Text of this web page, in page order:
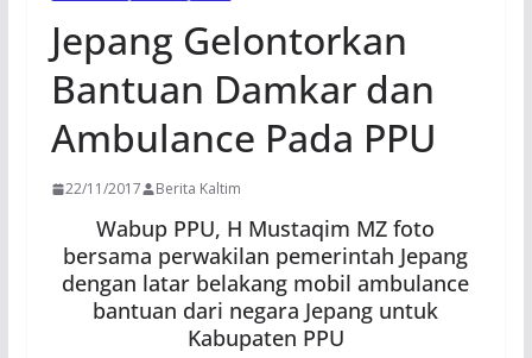
Jepang Gelontorkan
Bantuan Damkar dan
Ambulance Pada PPU
22/11/2017 Berita Kaltim
Wabup PPU, H Mustaqim MZ foto
bersama perwakilan pemerintah Jepang
dengan latar belakang mobil ambulance
bantuan dari negara Jepang untuk
Kabupaten PPU